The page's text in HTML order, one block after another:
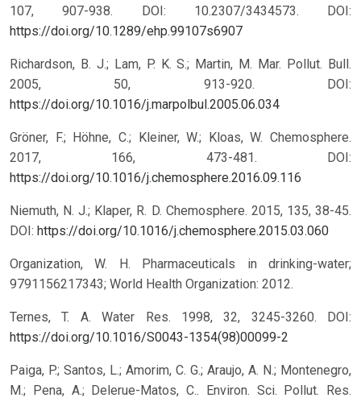
107, 907-938. DOI: 10.2307/3434573.
DOI:
https://doi.org/10.1289/ehp.99107s6907
Richardson, B. J.; Lam, P. K. S.; Martin, M. Mar. Pollut. Bull.
2005, 50, 913-920. DOI:
https://doi.org/10.1016/j.marpolbul.2005.06.034
Gröner, F.; Höhne, C.; Kleiner, W.; Kloas, W. Chemosphere.
2017, 166, 473-481. DOI:
https://doi.org/10.1016/j.chemosphere.2016.09.116
Niemuth, N. J.; Klaper, R. D. Chemosphere. 2015, 135, 38-45.
DOI: https://doi.org/10.1016/j.chemosphere.2015.03.060
Organization, W. H. Pharmaceuticals in drinking-water;
9791156217343; World Health Organization: 2012.
Ternes, T. A. Water Res. 1998, 32, 3245-3260. DOI:
https://doi.org/10.1016/S0043-1354(98)00099-2
Paiga, P.; Santos, L.; Amorim, C. G.; Araujo, A. N.; Montenegro,
M.; Pena, A.; Delerue-Matos, C.. Environ. Sci. Pollut. Res.